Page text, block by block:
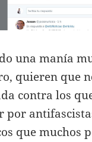
una manía
quieren que
contra los
por
que muchos